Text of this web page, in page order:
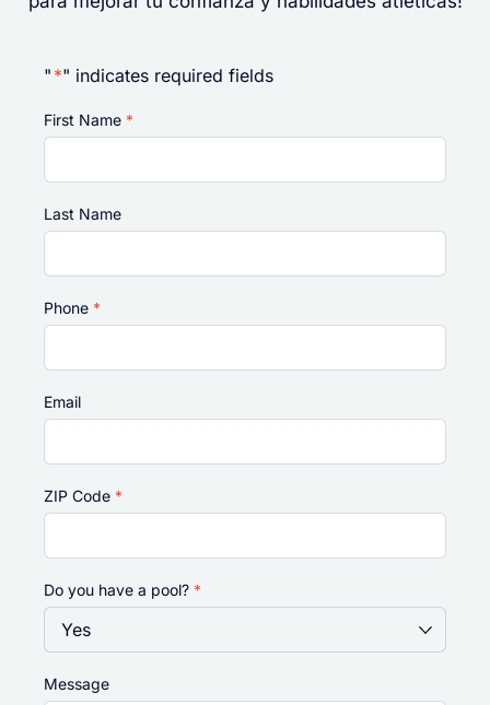
" *" indicates required fields
First Name *
Last Name
Phone *
Email
ZIP Code *
Do you have a pool? *
Message